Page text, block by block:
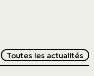
Toutes les actualités